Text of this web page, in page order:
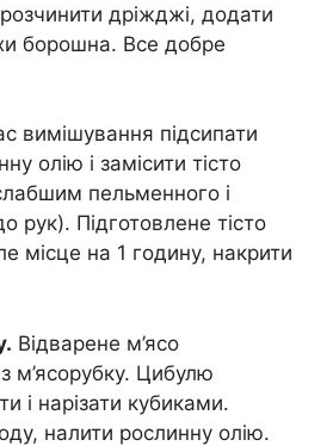
дріжджі, додати
борошна. Все добре
вимішування підсипати
олію і замісити тісто
пельменного і
рук). Підготовлене тісто
місце на 1 годину, накрити
Відварене м’ясо
м’ясорубку. Цибулю
і нарізати кубиками.
налити рослинну олію.